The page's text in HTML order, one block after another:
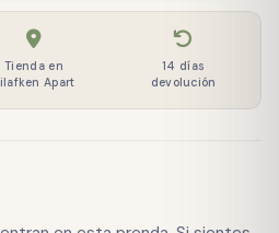
Tienda en
Apart
14 días
devolución